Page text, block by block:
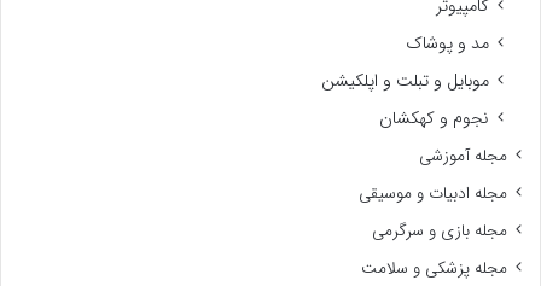
کامپیوتر
مد و پوشاک
موبایل و تبلت و اپلکیشن
نجوم و کهکشان
مجله آموزشی
مجله ادبیات و موسیقی
مجله بازی و سرگرمی
مجله پزشکی و سلامت